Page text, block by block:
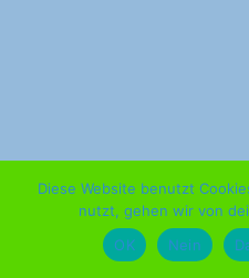
Diese Website benutzt
nutzt, gehen wir von
OK
Nein